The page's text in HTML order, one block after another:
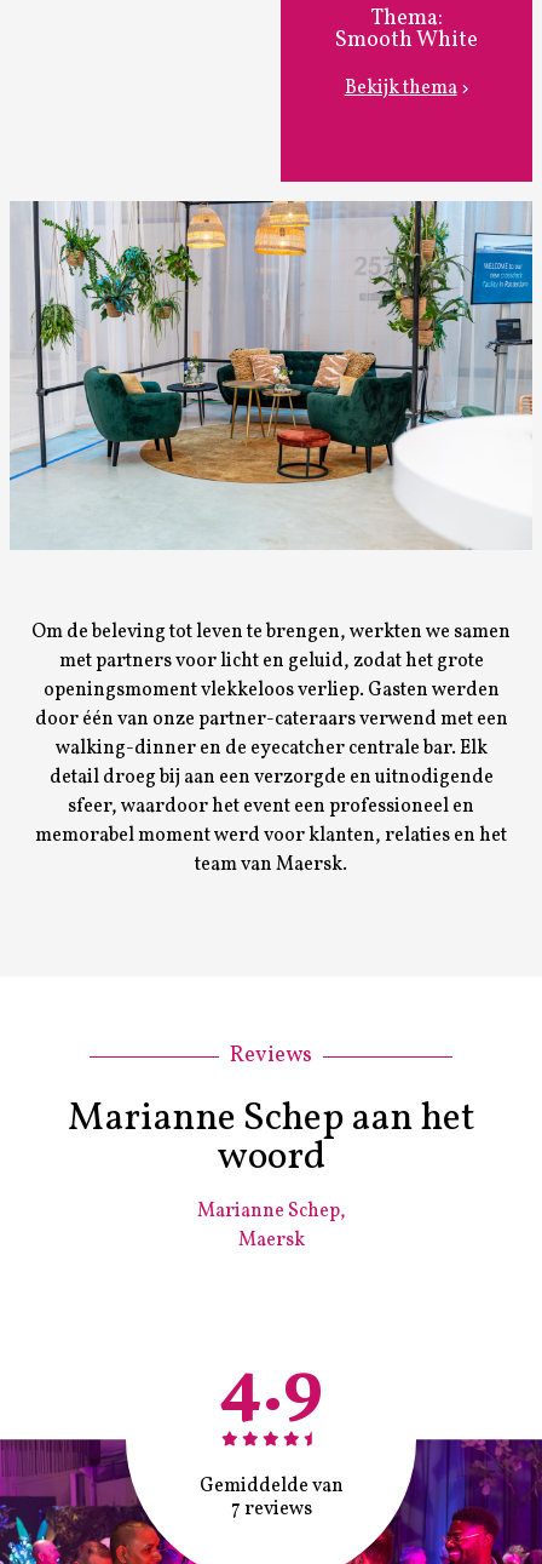
Thema:
Smooth White
Bekijk thema
Om de beleving tot leven te brengen, werkten we samen
met partners voor licht en geluid, zodat het grote
openingsmoment vlekkeloos verliep. Gasten werden
door één van onze partner-cateraars verwend met een
walking-dinner en de eyecatcher centrale bar. Elk
detail droeg bij aan een verzorgde en uitnodigende
sfeer, waardoor het event een professioneel en
memorabel moment werd voor klanten, relaties en het
team van Maersk.
Reviews
Marianne Schep aan het
woord
Marianne Schep,
Maersk
4.9
Gemiddelde van
7 reviews